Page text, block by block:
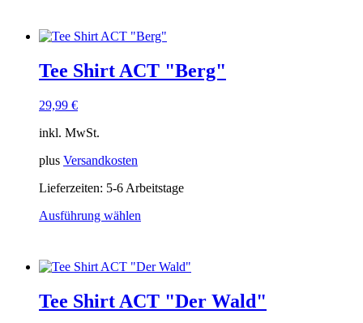
weist
mehrere
auf.
Optionen
können
auf
Produktseite
werden
Tee Shirt ACT "Berg"
29,99 €
inkl. MwSt.
plus Versandkosten
Lieferzeiten: 5-6 Arbeitstage
Ausführung wählen
weist
mehrere
auf.
Tee Shirt ACT "Der Wald"